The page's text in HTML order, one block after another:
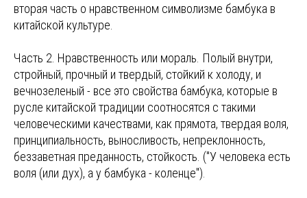
вторая часть о нравственном символизме бамбука в
китайской культуре.
Часть 2. Нравственность или мораль. Полый внутри,
стройный, прочный и твердый, стойкий к холоду, и
вечнозеленый - все это свойства бамбука, которые в
русле китайской традиции соотносятся с такими
человеческими качествами, как прямота, твердая воля,
принципиальность, выносливость, непреклонность,
беззаветная преданность, стойкость. ("У человека есть
воля (или дух), а у бамбука - коленце").